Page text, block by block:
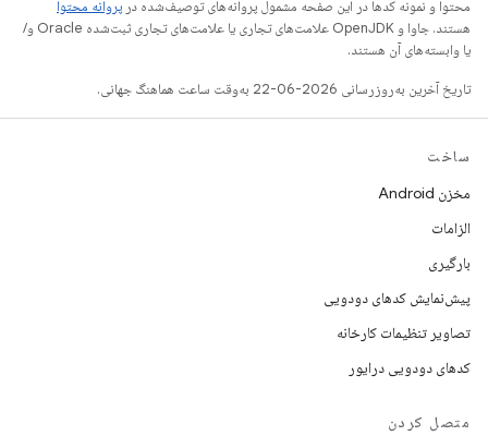
محتوا و نمونه کدها در این صفحه مشمول پروانه‌های توصیف‌شده در پروانه محتوا
هستند. جاوا و OpenJDK علامت‌های تجاری یا علامت‌های تجاری ثبت‌شده Oracle و/
یا وابسته‌های آن هستند.
تاریخ آخرین به‌روزرسانی 2026-06-22 به‌وقت ساعت هماهنگ جهانی.
ساخت
مخزن Android
الزامات
بارگیری
پیش‌نمایش کدهای دودویی
تصاویر تنظیمات کارخانه
کدهای دودویی درایور
متصل کردن